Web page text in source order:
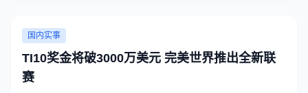
国内实事
TI10奖金将破3000万美元 完美世界推出全新联
赛